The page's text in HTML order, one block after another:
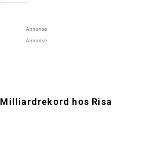
Annonse
Annonse
Milliardrekord hos Risa